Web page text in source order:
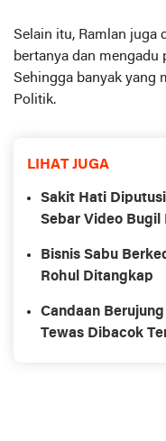
Selain itu, Ramlan juga
bertanya dan mengadu
Sehingga banyak yang
Politik.
LIHAT JUGA
Sakit Hati
Sebar Video Bugil
Bisnis Sabu
Rohul Ditangkap
Candaan
Tewas Dibacok